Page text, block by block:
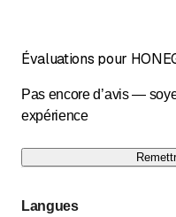
Évaluations pour
Pas encore d’avis —
expérience
Langues